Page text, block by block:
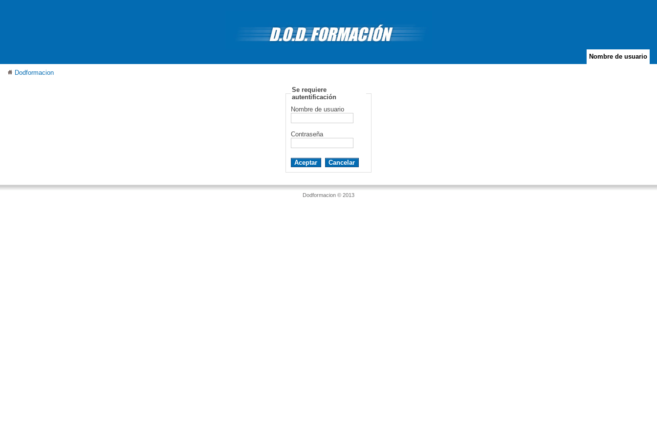
Nombre de usuario
Dodformacion
Se requiere
autentificación
Nombre de usuario
Contraseña
Dodformacion © 2013